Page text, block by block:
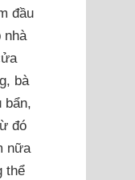
đầu
nhà
bà
bẩn,
đó
nữa
thể